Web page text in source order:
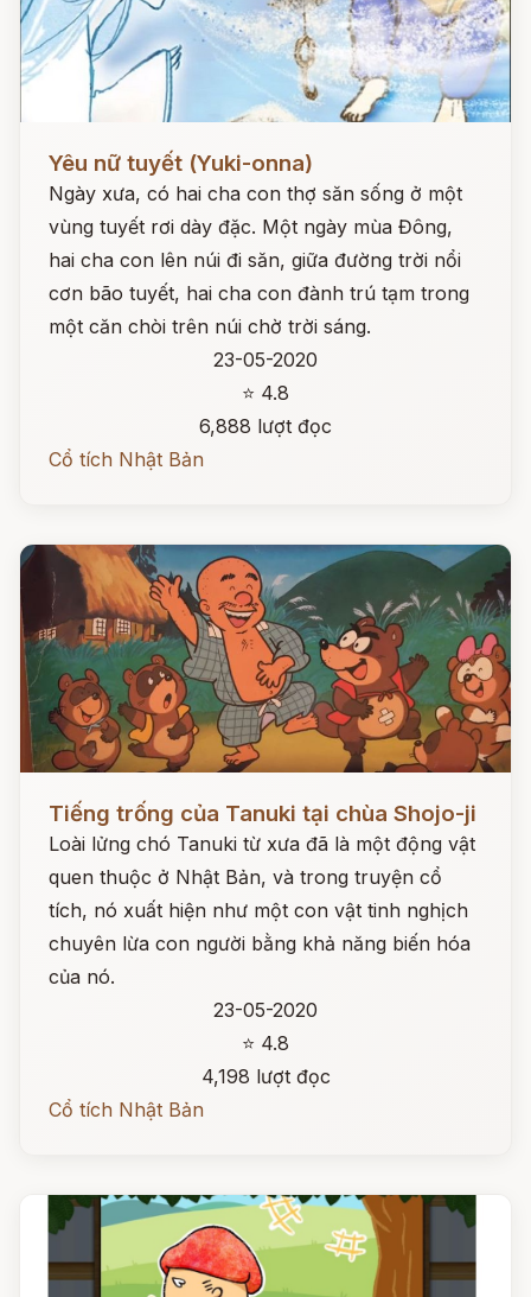
Yêu nữ tuyết (Yuki-onna)
Ngày xưa, có hai cha con thợ săn sống ở một
vùng tuyết rơi dày đặc. Một ngày mùa Đông,
hai cha con lên núi đi săn, giữa đường trời nổi
cơn bão tuyết, hai cha con đành trú tạm trong
một căn chòi trên núi chờ trời sáng.
23-05-2020
⭐ 4.8
6,888 lượt đọc
Cổ tích Nhật Bản
Đọc ngay
Tiếng trống của Tanuki tại chùa Shojo-ji
Loài lửng chó Tanuki từ xưa đã là một động vật
quen thuộc ở Nhật Bản, và trong truyện cổ
tích, nó xuất hiện như một con vật tinh nghịch
chuyên lừa con người bằng khả năng biến hóa
của nó.
23-05-2020
⭐ 4.8
4,198 lượt đọc
Cổ tích Nhật Bản